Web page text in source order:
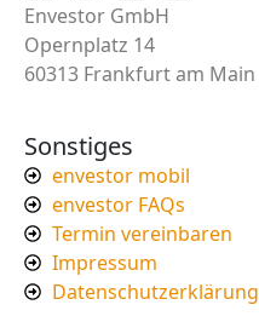
Envestor GmbH
Opernplatz 14
60313 Frankfurt am Main
Sonstiges
envestor mobil
envestor FAQs
Termin vereinbaren
Impressum
Datenschutzerklärung